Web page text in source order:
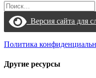
Найти:
Версия сайта для
Политика
Другие ресурсы